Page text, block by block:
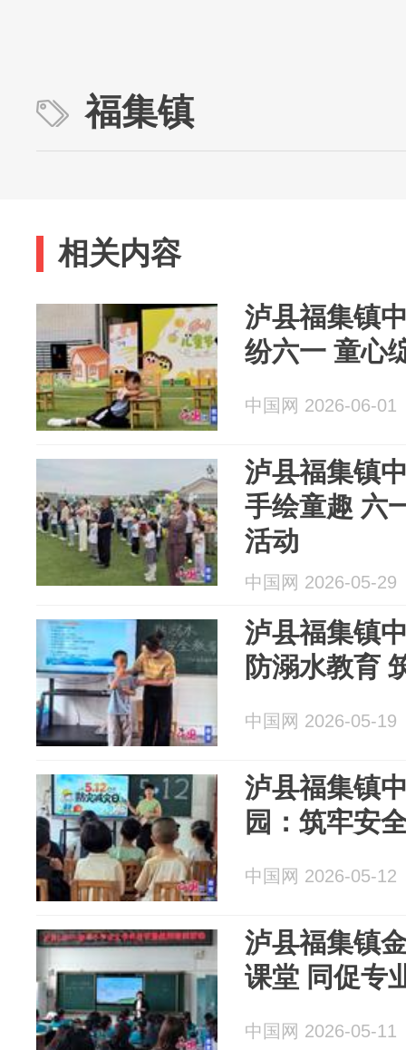
福集镇
相关内容
泸县福集镇
纷六一 童心
中国网 2026-06-01
泸县福集镇
手绘童趣 六
活动
中国网 2026-05-29
泸县福集镇
防溺水教育
中国网 2026-05-19
泸县福集镇
园：筑牢安
中国网 2026-05-12
泸县福集镇
课堂 同促专
中国网 2026-05-11